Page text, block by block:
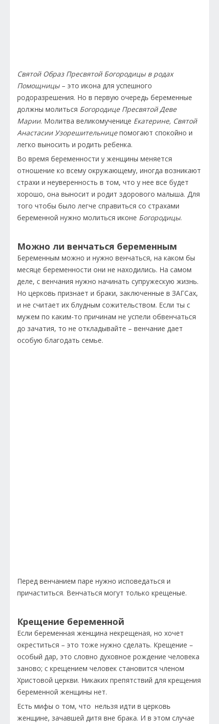
Святой Образ Пресвятой Богородицы в родах
Помощницы– это икона для успешного
родоразрешения. Но в первую очередь беременные
должны молиться Богородице Пресвятой Деве
Марии. Молитва великомученице Екатерине, Святой
Анастасии Узорешительницепомогают спокойно и
легко выносить и родить ребенка.
Во время беременности у женщины меняется
отношение ко всему окружающему, иногда возникают
страхи и неуверенность в том, что у нее все будет
хорошо, она выносит и родит здорового малыша. Для
того чтобы было легче справиться со страхами
беременной нужно молиться иконе Богородицы.
Можно ли венчаться беременным
Беременным можно и нужно венчаться, на каком бы
месяце беременности они не находились. На самом
деле, с венчания нужно начинать супружескую жизнь.
Но церковь признает и браки, заключенные в ЗАГСах,
и не считает их блудным сожительством. Если ты с
мужем по каким-то причинам не успели обвенчаться
до зачатия, то не откладывайте – венчание дает
особую благодать семье.
Перед венчанием паре нужно исповедаться и
причаститься. Венчаться могут только крещеные.
Крещение беременной
Если беременная женщина некрещеная, но хочет
окреститься – это тоже нужно сделать. Крещение –
особый дар, это словно духовное рождение человека
заново; с крещением человек становится членом
Христовой церкви. Никаких препятствий для крещения
беременной женщины нет.
Есть мифы о том, что нельзя идти в церковь
женщине, зачавшей дитя вне брака. И в этом случае